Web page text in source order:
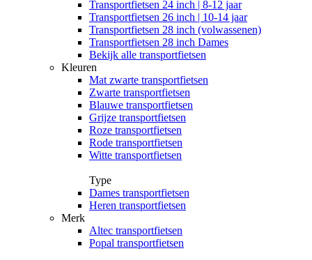
Transportfietsen 24 inch | 8-12 jaar
Transportfietsen 26 inch | 10-14 jaar
Transportfietsen 28 inch (volwassenen)
Transportfietsen 28 inch Dames
Bekijk alle transportfietsen
Kleuren
Mat zwarte transportfietsen
Zwarte transportfietsen
Blauwe transportfietsen
Grijze transportfietsen
Roze transportfietsen
Rode transportfietsen
Witte transportfietsen
Type
Dames transportfietsen
Heren transportfietsen
Merk
Altec transportfietsen
Popal transportfietsen